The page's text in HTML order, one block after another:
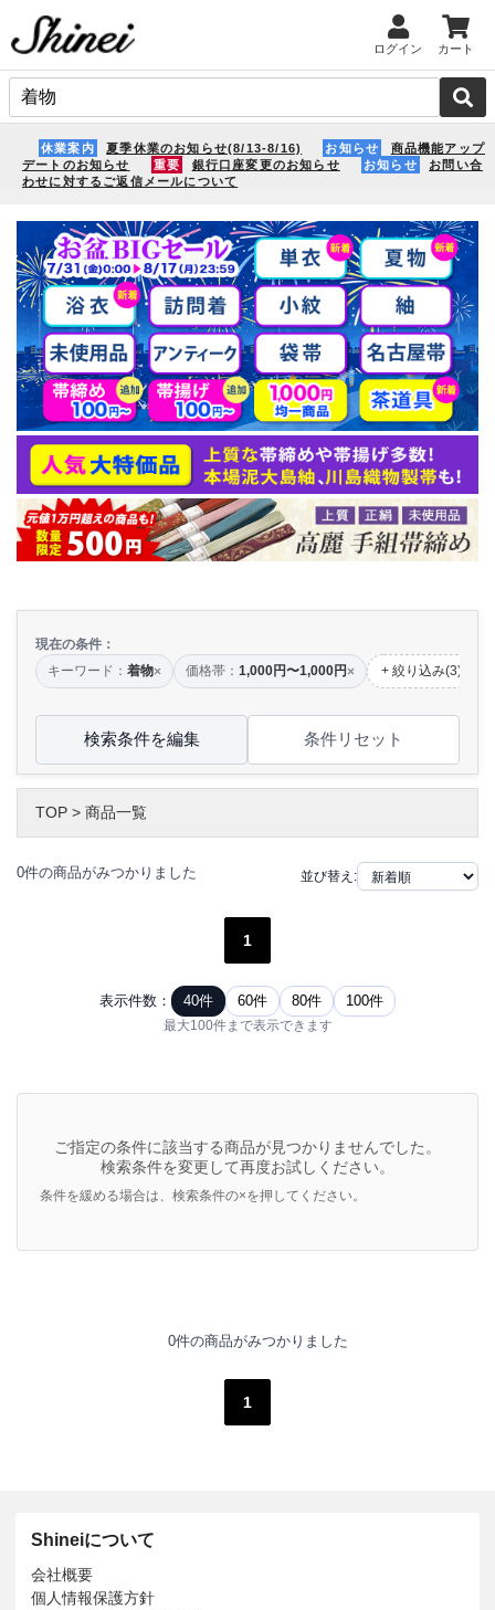
ログイン カート
休業案内 夏季休業のお知らせ(8/13-8/16) お知らせ
商品機能アップ
デートのお知らせ
重要 銀行口座変更のお知らせ お知らせ
お問い合
わせに対するご返信メールについて
現在の条件：
キーワード： 着物× 価格帯： 1,000円〜1,000円× + 絞り込み(3)
検索条件を編集 条件リセット
TOP > 商品一覧
0件の商品がみつかりました 並び替え:
1
表示件数： 40件 60件 80件 100件
最大100件まで表示できます
ご指定の条件に該当する商品が見つかりませんでした。
検索条件を変更して再度お試しください。
条件を緩める場合は、検索条件の×を押してください。
0件の商品がみつかりました
1
Shineiについて
会社概要
個人情報保護方針